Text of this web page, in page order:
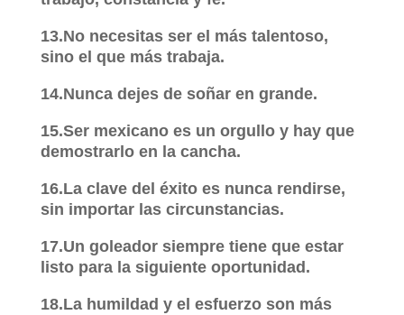
13.No necesitas ser el más talentoso,
sino el que más trabaja.
14.Nunca dejes de soñar en grande.
15.Ser mexicano es un orgullo y hay que
demostrarlo en la cancha.
16.La clave del éxito es nunca rendirse,
sin importar las circunstancias.
17.Un goleador siempre tiene que estar
listo para la siguiente oportunidad.
18.La humildad y el esfuerzo son más